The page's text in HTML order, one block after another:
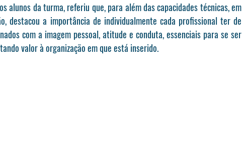
alunos da turma, referiu que, para além das capacidades técnicas, em
destacou a importância de individualmente cada profissional ter de
com a imagem pessoal, atitude e conduta, essenciais para se ser
valor à organização em que está inserido.